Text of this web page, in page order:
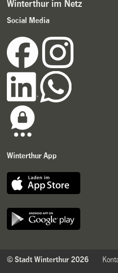
Winterthur im Netz
Social Media
Winterthur App
© Stadt Winterthur 2026